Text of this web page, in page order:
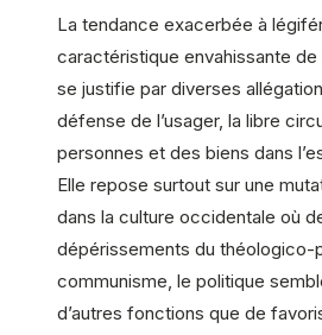
La tendance exacerbée à
caractéristique envahissante
se justifie par diverses
défense de l’usager, la libre
personnes et des biens dans
Elle repose surtout sur une
dans la culture occidentale où
dépérissements du théologico-
communisme, le politique
d’autres fonctions que de